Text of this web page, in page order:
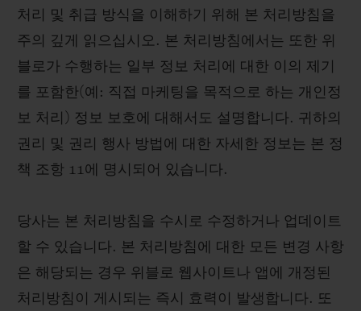
처리 및 취급 방식을 이해하기 위해 본 처리방침을
주의 깊게 읽으십시오. 본 처리방침에서는 또한 위
블로가 수행하는 일부 정보 처리에 대한 이의 제기
를 포함한(예: 직접 마케팅을 목적으로 하는 개인정
보 처리) 정보 보호에 대해서도 설명합니다. 귀하의
권리 및 권리 행사 방법에 대한 자세한 정보는 본 정
책 조항 11에 명시되어 있습니다.
당사는 본 처리방침을 수시로 수정하거나 업데이트
할 수 있습니다. 본 처리방침에 대한 모든 변경 사항
은 해당되는 경우 위블로 웹사이트나 앱에 개정된
처리방침이 게시되는 즉시 효력이 발생합니다. 또
예상 배송일
무료 배송 & 반품